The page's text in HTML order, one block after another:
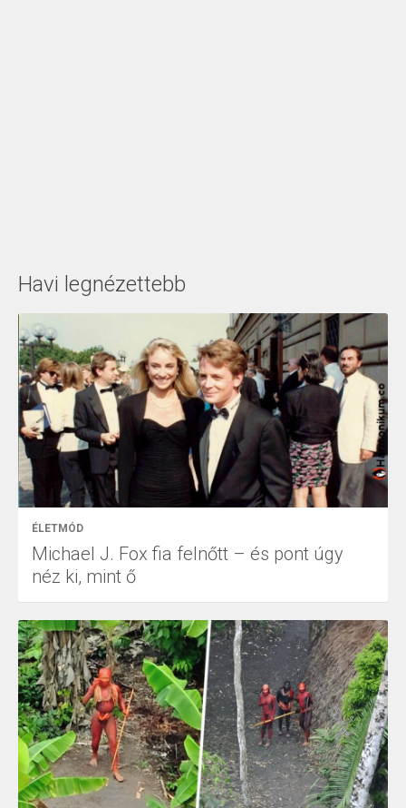
Havi legnézettebb
ÉLETMÓD
Michael J. Fox fia felnőtt – és pont úgy
néz ki, mint ő